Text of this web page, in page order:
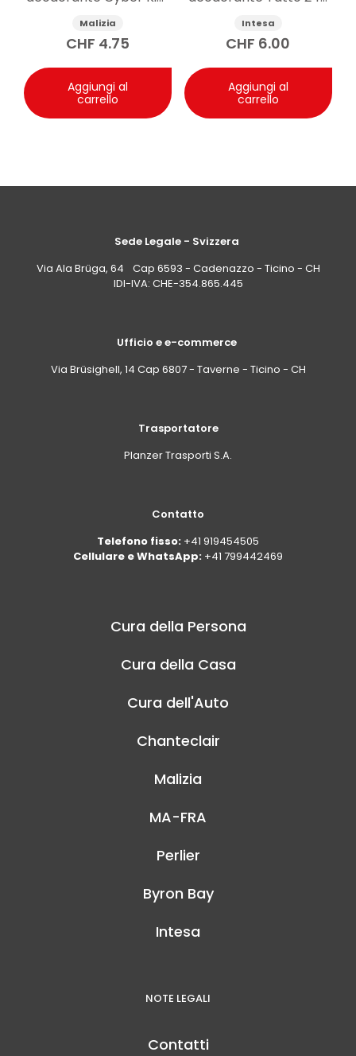
75 ml
Malizia
CHF 4.75
Aggiungi al
carrello
125ml
Intesa
CHF 6.00
Aggiungi al
carrello
Sede Legale - Svizzera
Via Ala Brüga, 64 Cap 6593 - Cadenazzo - Ticino - CH
IDI-IVA: CHE-354.865.445
Ufficio e e-commerce
Via Brüsighell, 14 Cap 6807 - Taverne - Ticino - CH
Trasportatore
Planzer Trasporti S.A.
Contatto
Telefono fisso: +41 919454505
Cellulare e WhatsApp: +41 799442469
Cura della Persona
Cura della Casa
Cura dell'Auto
Chanteclair
Malizia
MA-FRA
Perlier
Byron Bay
Intesa
NOTE LEGALI
Contatti